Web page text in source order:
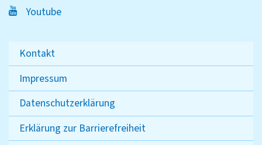
Youtube
Kontakt
Impressum
Datenschutzerklärung
Erklärung zur Barrierefreiheit